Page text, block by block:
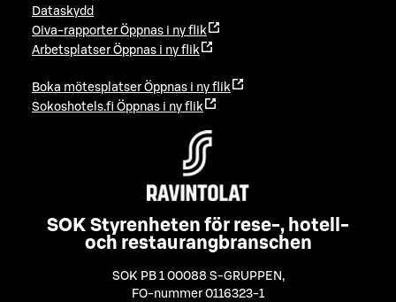
Dataskydd
Oiva-rapporter Öppnas i ny flik
Arbetsplatser Öppnas i ny flik
Boka mötesplatser Öppnas i ny flik
Sokoshotels.fi Öppnas i ny flik
SOK Styrenheten för rese-, hotell-
och restaurangbranschen
SOK PB 1 00088 S-GRUPPEN ,
FO-nummer 0116323-1